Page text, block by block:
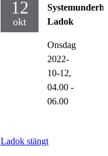
12
okt
Ladok
Onsdag
2022-
10-12,
04.00 -
06.00
Ladok stängt